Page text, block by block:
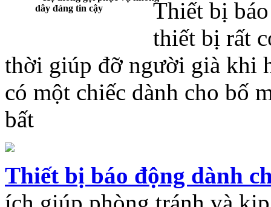
dây đáng tin cậy
Thiết bị
thiết bị rất
thời giúp đỡ người già khi
có một chiếc dành cho bố
bất
Thiết bị báo động dành